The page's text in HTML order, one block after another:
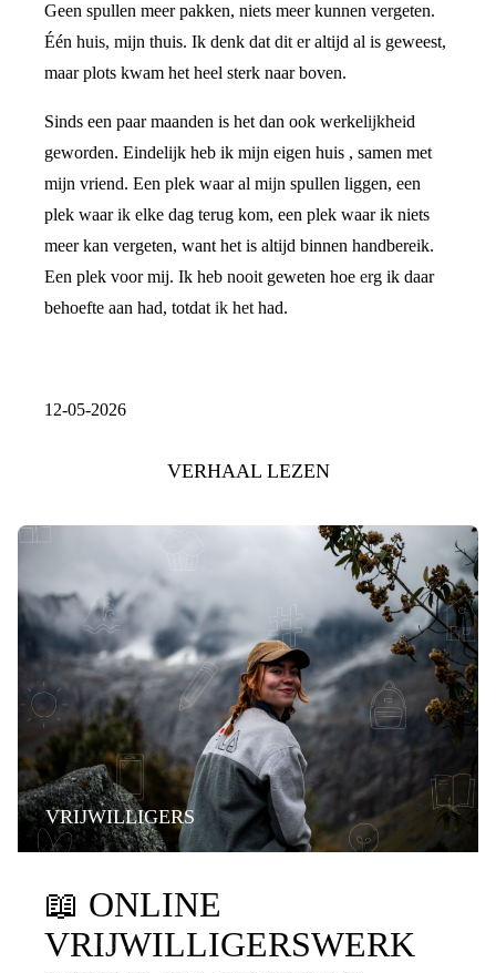
Geen spullen meer pakken, niets meer kunnen vergeten.
Één huis, mijn thuis. Ik denk dat dit er altijd al is geweest,
maar plots kwam het heel sterk naar boven.
Sinds een paar maanden is het dan ook werkelijkheid
geworden. Eindelijk heb ik mijn eigen huis , samen met
mijn vriend. Een plek waar al mijn spullen liggen, een
plek waar ik elke dag terug kom, een plek waar ik niets
meer kan vergeten, want het is altijd binnen handbereik.
Een plek voor mij. Ik heb nooit geweten hoe erg ik daar
behoefte aan had, totdat ik het had.
12-05-2026
VERHAAL LEZEN
VRIJWILLIGERS
📖 ONLINE
VRIJWILLIGERSWERK